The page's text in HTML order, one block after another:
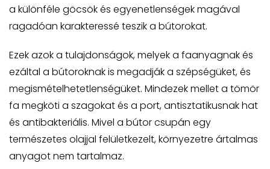
a különféle göcsök és egyenetlenségek magával
ragadóan karakteressé teszik a bútorokat.
Ezek azok a tulajdonságok, melyek a faanyagnak és
ezáltal a bútoroknak is megadják a szépségüket, és
megismételhetetlenségüket. Mindezek mellet a tömör
fa megköti a szagokat és a port, antisztatikusnak hat
és antibakteriális. Mivel a bútor csupán egy
természetes olajjal felületkezelt, környezetre ártalmas
anyagot nem tartalmaz.